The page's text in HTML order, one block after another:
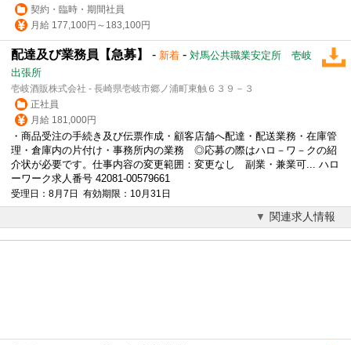
契約・臨時・期間社員
月給 177,100円～183,100円
配達及び業務員【急募】 - 新着 - 対馬公共職業安定所 壱岐
出張所
壱岐酒販株式会社 - 長崎県壱岐市郷ノ浦町東触６３９－３
正社員
月給 181,000円
・商品受注の手続き及び伝票作成・顧客店舗へ配達・配送業務・在庫管
理・倉庫内の片付け・事務所内の業務 ◎応募の際はハロ－ワ－クの紹
介状が必要です。仕事内容の変更範囲：変更なし 副業・兼業可... ハロ
ーワーク求人番号 42081-00579661
受理日：8月7日 有効期限：10月31日
関連求人情報